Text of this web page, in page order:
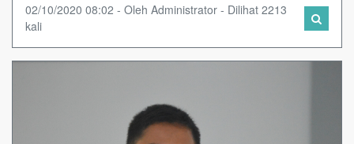
02/10/2020 08:02 - Oleh Administrator - Dilihat 2213
kali